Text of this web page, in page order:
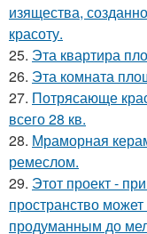
изящества,
красоту.
25. Эта квартира
26. Эта комната
27. Потрясающе
всего 28 кв.
28. Мраморная
ремеслом.
29. Этот проект -
пространство
продуманным до